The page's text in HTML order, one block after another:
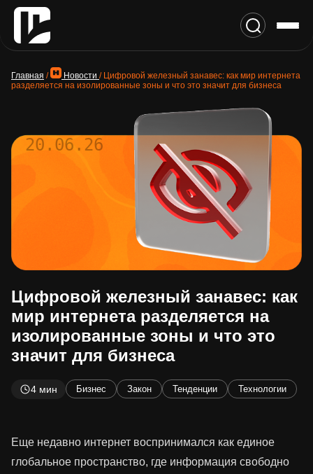
Главная / Новости / Цифровой железный занавес: как мир интернета
разделяется на изолированные зоны и что это значит для бизнеса
20.06.26
Цифровой железный занавес: как
мир интернета разделяется на
изолированные зоны и что это
значит для бизнеса
4 мин Бизнес Закон Тенденции Технологии
Еще недавно интернет воспринимался как единое
глобальное пространство, где информация свободно